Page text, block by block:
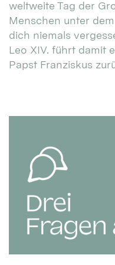
weltweite Tag der
Menschen unter
dich niemals
Leo XIV. führt damit
Papst Franziskus